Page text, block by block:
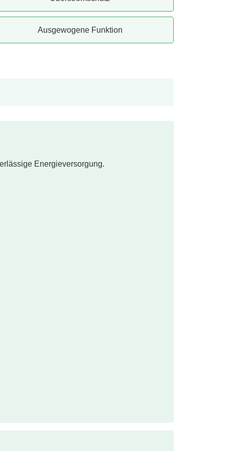
Ausgewogene Funktion
Energieversorgung.